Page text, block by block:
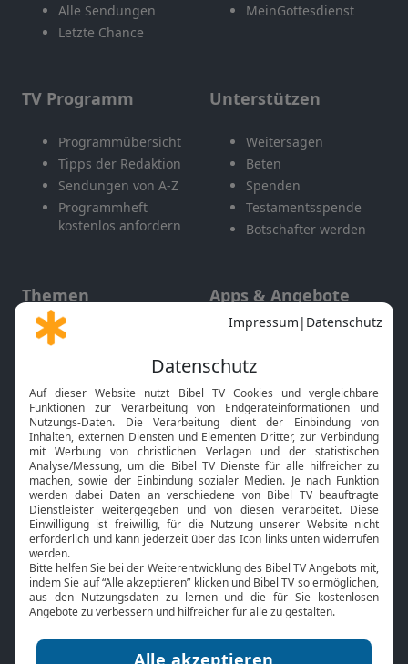
Alle Sendungen
Letzte Chance
MeinGottesdienst
TV Programm
Programmübersicht
Tipps der Redaktion
Sendungen von A-Z
Programmheft
kostenlos anfordern
Unterstützen
Weitersagen
Beten
Spenden
Testamentsspende
Botschafter werden
Themen
Gott und Bibel erklärt
Neuigkeiten
Apps & Angebote
Mobile App
Smart TV
HbbTV
Bibelthek Online-Bibel
Nächster Gottesdienst
Bibel TV
Über uns
Jobs
Mediadaten
Service
Kontakt
TV-Empfang